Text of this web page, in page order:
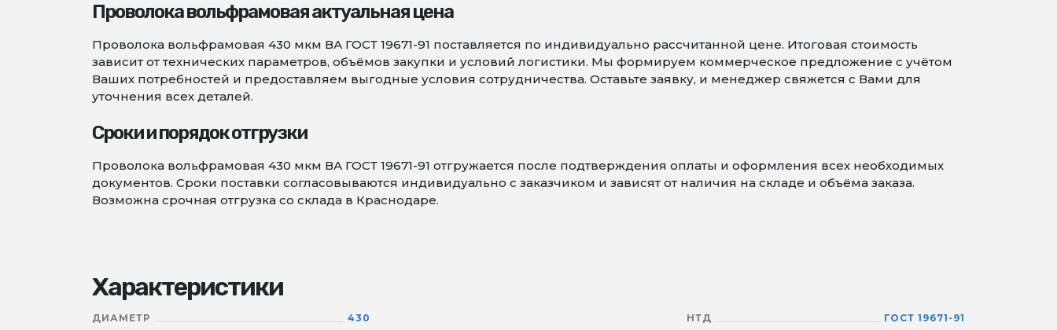
Проволока вольфрамовая актуальная цена
Проволока вольфрамовая 430 мкм ВА ГОСТ 19671-91 поставляется по индивидуально рассчитанной цене. Итоговая стоимость
зависит от технических параметров, объёмов закупки и условий логистики. Мы формируем коммерческое предложение с учётом
Ваших потребностей и предоставляем выгодные условия сотрудничества. Оставьте заявку, и менеджер свяжется с Вами для
уточнения всех деталей.
Сроки и порядок отгрузки
Проволока вольфрамовая 430 мкм ВА ГОСТ 19671-91 отгружается после подтверждения оплаты и оформления всех необходимых
документов. Сроки поставки согласовываются индивидуально с заказчиком и зависят от наличия на складе и объёма заказа.
Возможна срочная отгрузка со склада в Краснодаре.
Характеристики
ДИАМЕТР 430 НТД
ГОСТ 19671-91